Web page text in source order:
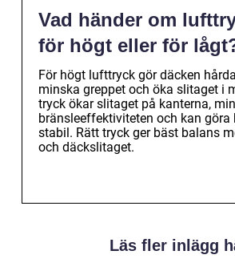
Vad händer om
för högt eller för
För högt lufttryck gör däcken
minska greppet och öka slitaget i
tryck ökar slitaget på kanterna,
bränsleeffektiviteten och kan göra
stabil. Rätt tryck ger bäst balans
och däckslitaget.
Läs fler inlägg